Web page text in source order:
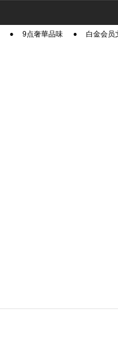
9点奢華品味 白金会员